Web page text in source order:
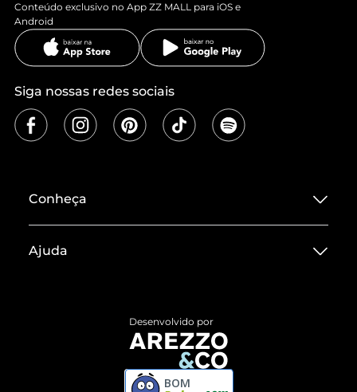
Conteúdo exclusivo no App ZZ MALL para iOS e
Android
Siga nossas redes sociais
Conheça
Termos de Uso
ZZ MALL é confiável
Ajuda
Devolução do Produto
Compre pelo WhatsApp
Desenvolvido por
BOM